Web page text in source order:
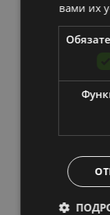
вами их